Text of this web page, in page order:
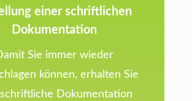
einer schriftlichen
Dokumentation
Sie immer wieder
können, erhalten Sie
Dokumentation